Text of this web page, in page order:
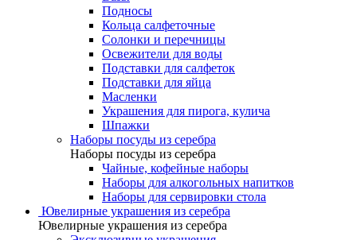
Подносы
Кольца салфеточные
Солонки и перечницы
Освежители для воды
Подставки для салфеток
Подставки для яйца
Масленки
Украшения для пирога, кулича
Шпажки
Наборы посуды из серебра
Наборы посуды из серебра
Чайные, кофейные наборы
Наборы для алкогольных напитков
Наборы для сервировки стола
Ювелирные украшения из серебра
Ювелирные украшения из серебра